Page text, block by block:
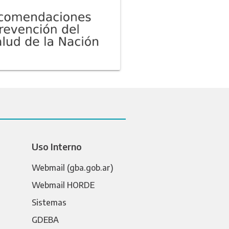
Uso Interno
Webmail (gba.gob.ar)
Webmail HORDE
Sistemas
GDEBA